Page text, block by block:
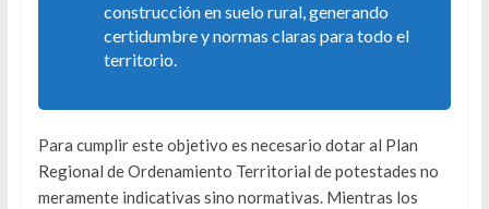
construcción en suelo rural, generando
certidumbre y normas claras para todo el
territorio.
Para cumplir este objetivo es necesario dotar al Plan
Regional de Ordenamiento Territorial de potestades no
meramente indicativas sino normativas. Mientras los